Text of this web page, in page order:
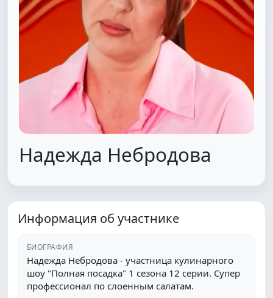
Надежда Небродова
Информация об участнике
БИОГРАФИЯ
Надежда Небродова - участница кулинарного
шоу "Полная посадка" 1 сезона 12 серии. Супер
профессионал по слоенным салатам.